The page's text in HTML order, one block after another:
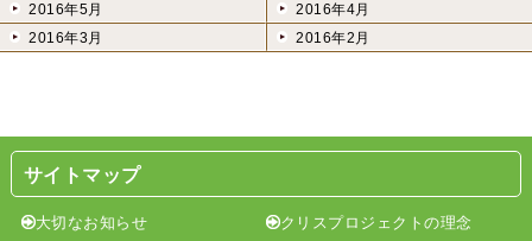
2016年5月
2016年4月
2016年3月
2016年2月
サイトマップ
大切なお知らせ
クリスプロジェクトの理念